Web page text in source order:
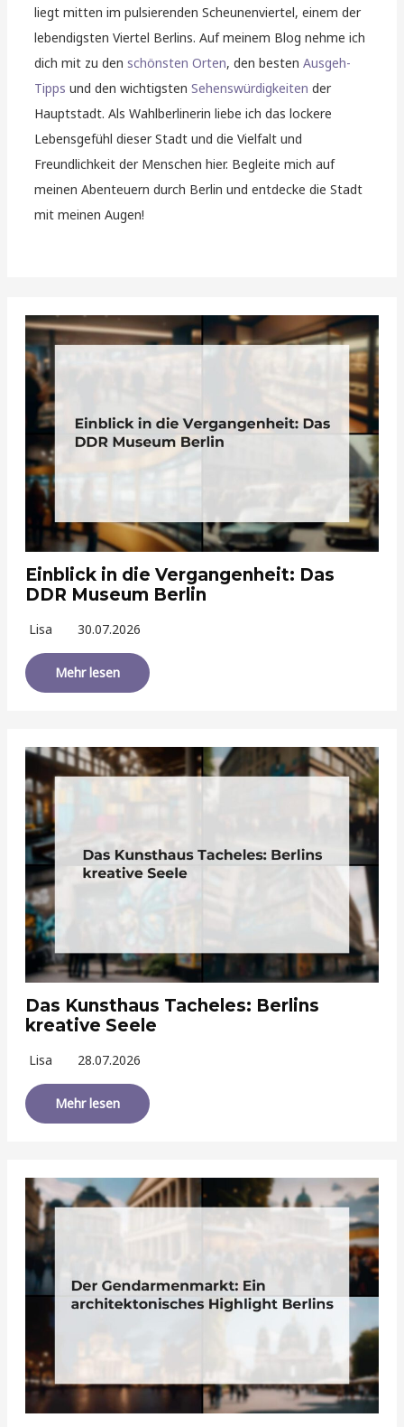
liegt mitten im pulsierenden Scheunenviertel, einem der
lebendigsten Viertel Berlins. Auf meinem Blog nehme ich
dich mit zu denschönsten Orten, den bestenAusgeh-
Tipps und den wichtigstenSehenswürdigkeiten der
Hauptstadt. Als Wahlberlinerin liebe ich das lockere
Lebensgefühl dieser Stadt und die Vielfalt und
Freundlichkeit der Menschen hier. Begleite mich auf
meinen Abenteuern durch Berlin und entdecke die Stadt
mit meinen Augen!
Einblick in die Vergangenheit: Das
DDR Museum Berlin
Lisa 30.07.2026
Mehr lesen
Das Kunsthaus Tacheles: Berlins
kreative Seele
Lisa 28.07.2026
Mehr lesen